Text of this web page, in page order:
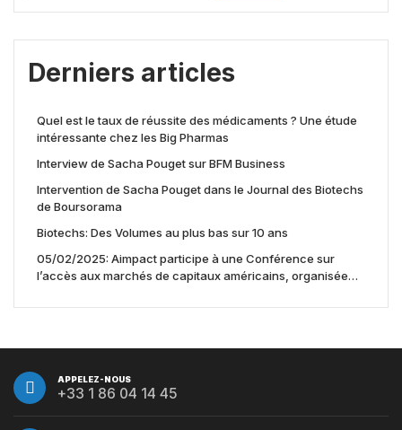
Derniers articles
Quel est le taux de réussite des médicaments ? Une étude
intéressante chez les Big Pharmas
Interview de Sacha Pouget sur BFM Business
Intervention de Sacha Pouget dans le Journal des Biotechs
de Boursorama
Biotechs: Des Volumes au plus bas sur 10 ans
05/02/2025: Aimpact participe à une Conférence sur
l’accès aux marchés de capitaux américains, organisée
APPELEZ-NOUS
+33 1 86 04 14 45